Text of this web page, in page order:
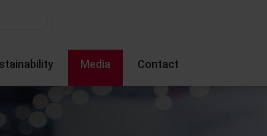
Media Contact